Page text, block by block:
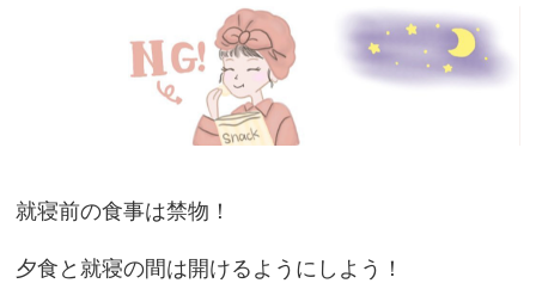
就寝前の食事は禁物！
夕食と就寝の間は開けるようにしよう！